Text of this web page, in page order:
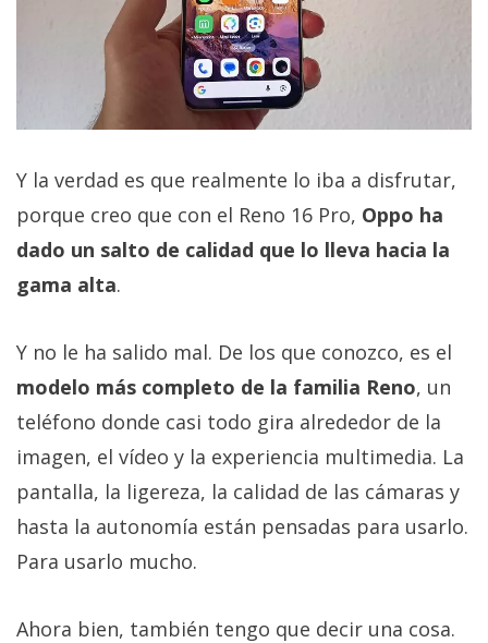
Y la verdad es que realmente lo iba a disfrutar,
porque creo que con el Reno 16 Pro, Oppo ha
dado un salto de calidad que lo lleva hacia la
gama alta.
Y no le ha salido mal. De los que conozco, es el
modelo más completo de la familia Reno, un
teléfono donde casi todo gira alrededor de la
imagen, el vídeo y la experiencia multimedia. La
pantalla, la ligereza, la calidad de las cámaras y
hasta la autonomía están pensadas para usarlo.
Para usarlo mucho.
Ahora bien, también tengo que decir una cosa.